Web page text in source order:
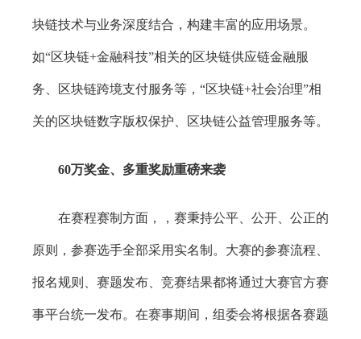
块链技术与业务深度结合，构建丰富的应用场景。
如“区块链+金融科技”相关的区块链供应链金融服
务、区块链跨境支付服务等，“区块链+社会治理”相
关的区块链数字版权保护、区块链公益管理服务等。
60万奖金、多重奖励重磅来袭
在赛程赛制方面，，赛秉持公平、公开、公正的
原则，参赛选手全部采用实名制。大赛的参赛流程、
报名规则、赛题发布、竞赛结果都将通过大赛官方赛
事平台统一发布。在赛事期间，组委会将根据各赛题